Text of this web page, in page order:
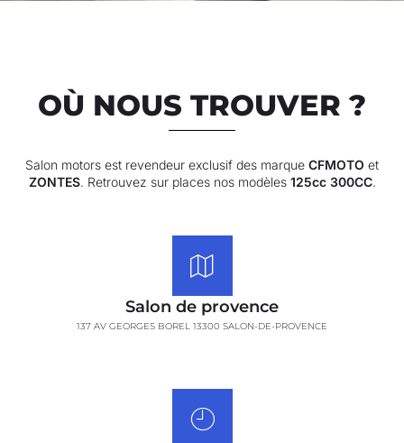
OÙ NOUS TROUVER ?
Salon motors est revendeur exclusif des marque CFMOTO et
ZONTES. Retrouvez sur places nos modèles 125cc 300CC.
Salon de provence
137 AV GEORGES BOREL 13300 SALON-DE-PROVENCE